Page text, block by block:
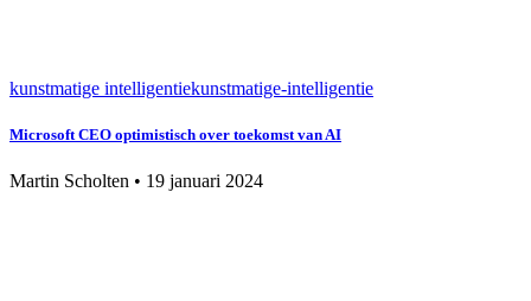
kunstmatige intelligentiekunstmatige-intelligentie
Microsoft CEO optimistisch over toekomst van AI
Martin Scholten • 19 januari 2024